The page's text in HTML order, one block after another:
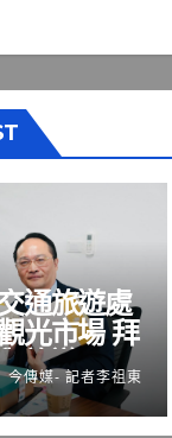
通旅遊處
光市場 拜
旅遊巨頭
今傳媒- 記者李祖東